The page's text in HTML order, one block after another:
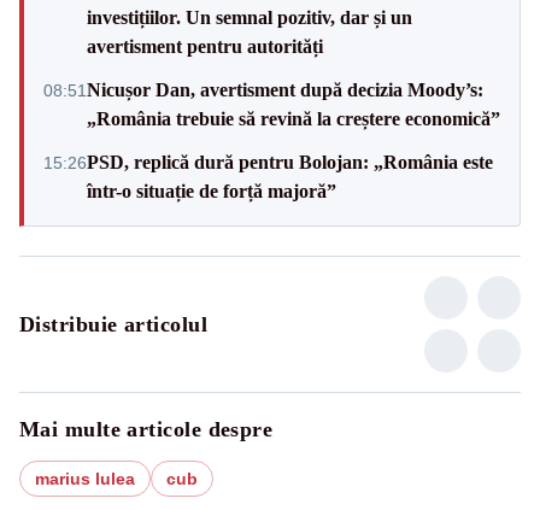
investițiilor. Un semnal pozitiv, dar și un
avertisment pentru autorități
08:51Nicușor Dan, avertisment după decizia Moody’s:
„România trebuie să revină la creștere economică”
15:26PSD, replică dură pentru Bolojan: „România este
într-o situație de forță majoră”
Distribuie articolul
Mai multe articole despre
marius lulea cub